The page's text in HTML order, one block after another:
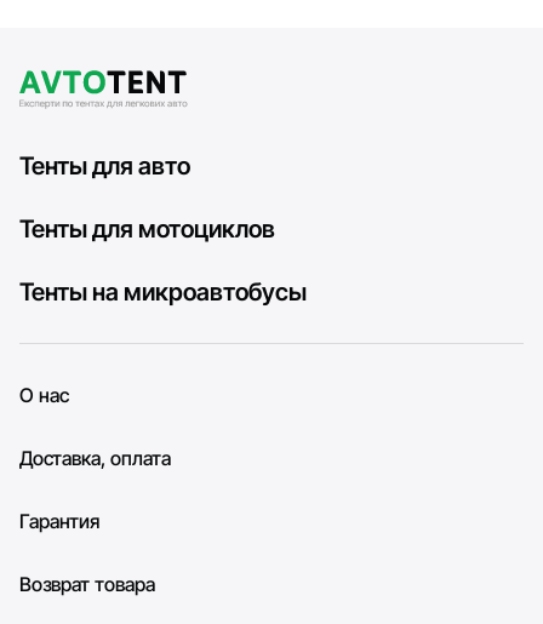
Тенты для авто
Тенты для мотоциклов
Тенты на микроавтобусы
О нас
Доставка, оплата
Гарантия
Возврат товара